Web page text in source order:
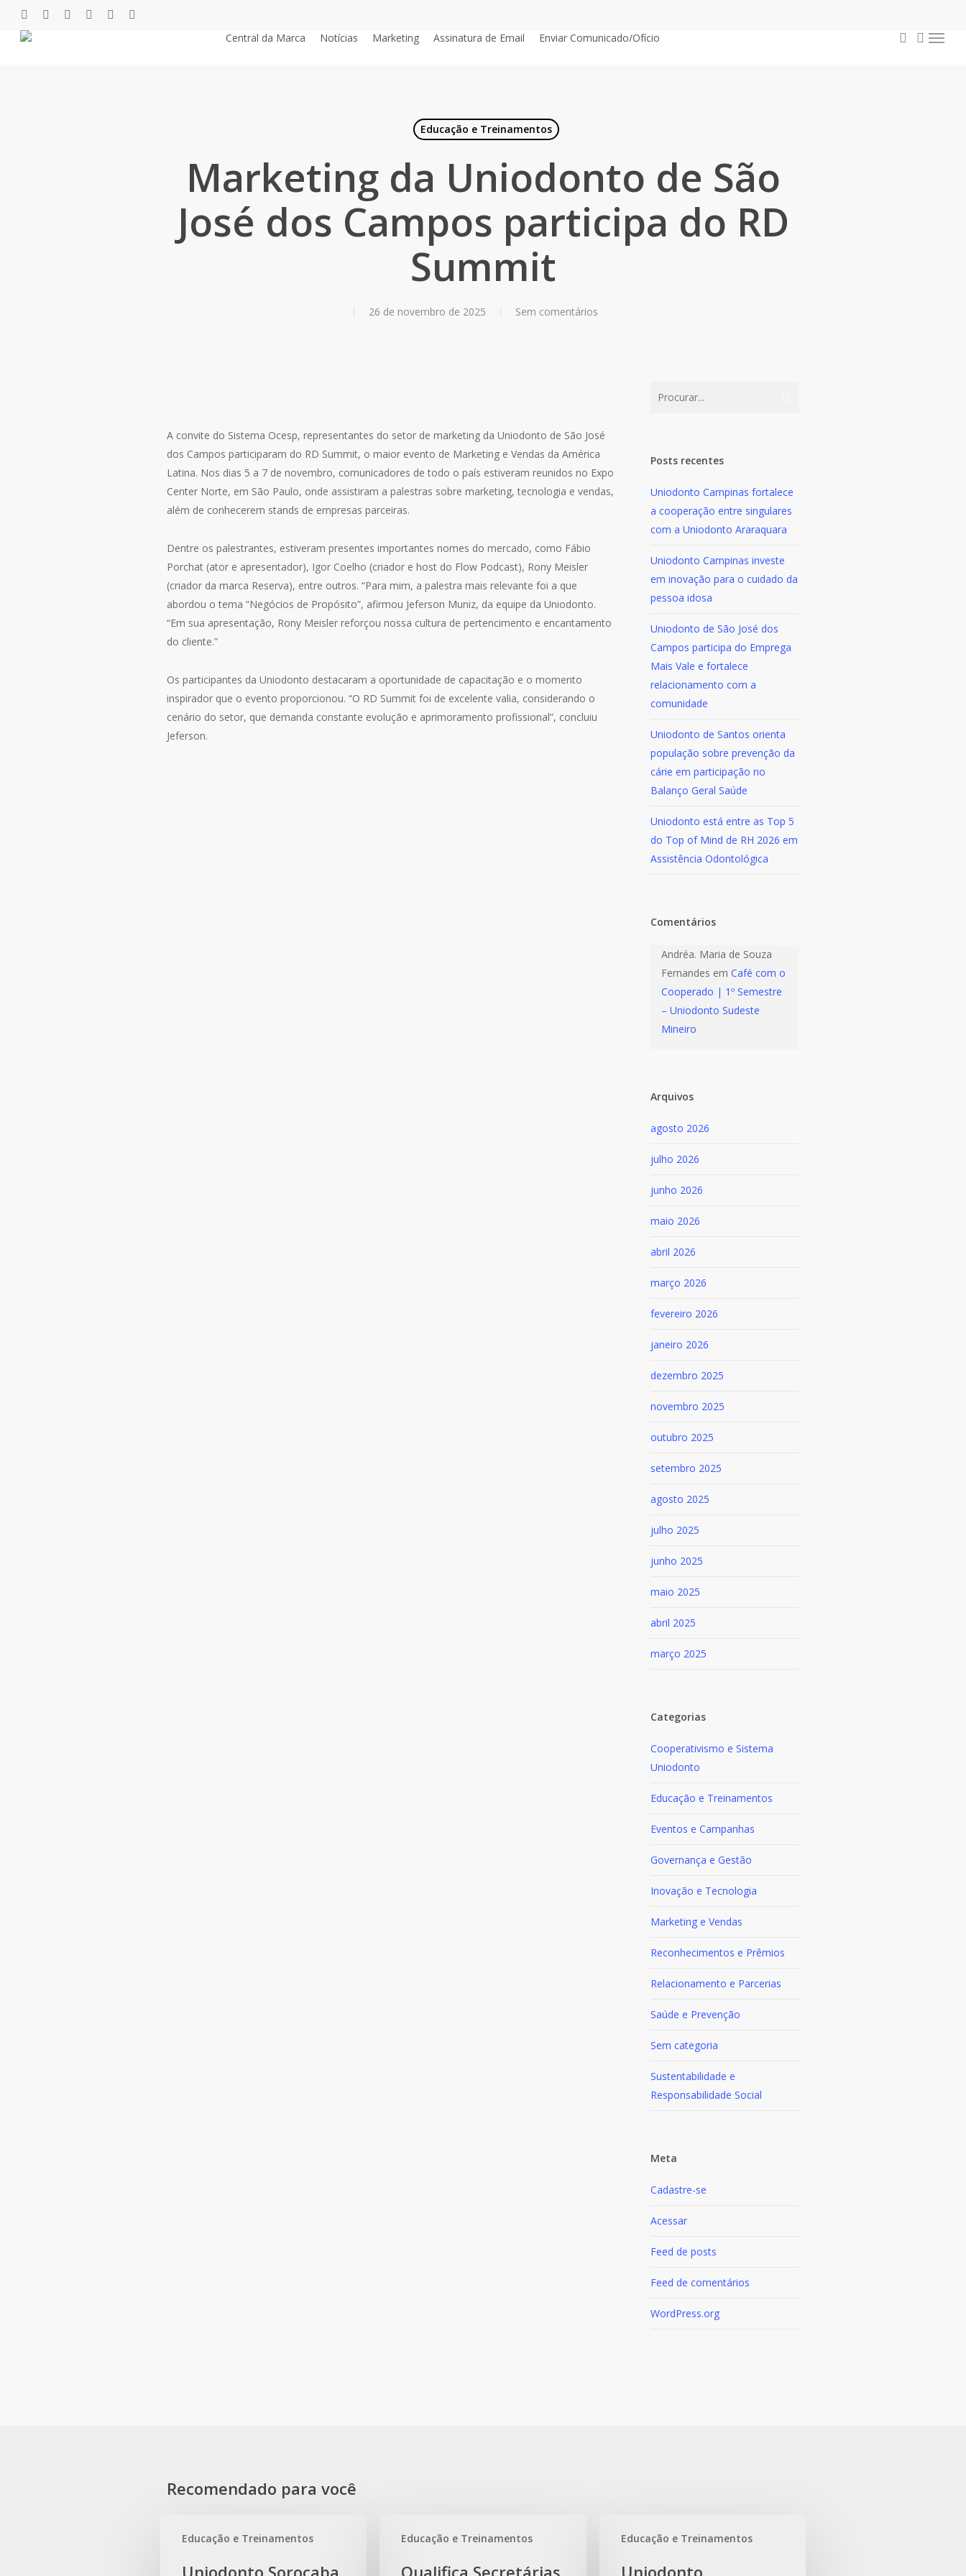
Pular
Central da Marca Notícias Marketing Assinatura de Email Enviar Comunicado/Ofício procurar
conta
Menu
Educação e Treinamentos
Marketing da Uniodonto de São
José dos Campos participa do RD
Summit
26 de novembro de 2025 Sem comentários
A convite do Sistema Ocesp, representantes do setor de marketing da Uniodonto de São José
dos Campos participaram do RD Summit, o maior evento de Marketing e Vendas da América
Latina. Nos dias 5 a 7 de novembro, comunicadores de todo o país estiveram reunidos no Expo
Center Norte, em São Paulo, onde assistiram a palestras sobre marketing, tecnologia e vendas,
além de conhecerem stands de empresas parceiras.
Dentre os palestrantes, estiveram presentes importantes nomes do mercado, como Fábio
Porchat (ator e apresentador), Igor Coelho (criador e host do Flow Podcast), Rony Meisler
(criador da marca Reserva), entre outros. “Para mim, a palestra mais relevante foi a que
abordou o tema “Negócios de Propósito”, afirmou Jeferson Muniz, da equipe da Uniodonto.
“Em sua apresentação, Rony Meisler reforçou nossa cultura de pertencimento e encantamento
do cliente.”
Os participantes da Uniodonto destacaram a oportunidade de capacitação e o momento
inspirador que o evento proporcionou. “O RD Summit foi de excelente valia, considerando o
cenário do setor, que demanda constante evolução e aprimoramento profissional”, concluiu
Jeferson.
Posts recentes
Uniodonto Campinas fortalece
a cooperação entre singulares
com a Uniodonto Araraquara
Uniodonto Campinas investe
em inovação para o cuidado da
pessoa idosa
Uniodonto de São José dos
Campos participa do Emprega
Mais Vale e fortalece
relacionamento com a
comunidade
Uniodonto de Santos orienta
população sobre prevenção da
cárie em participação no
Balanço Geral Saúde
Uniodonto está entre as Top 5
do Top of Mind de RH 2026 em
Assistência Odontológica
Comentários
Andréa. Maria de Souza
Fernandes emCafé com o
Cooperado | 1º Semestre
– Uniodonto Sudeste
Mineiro
Arquivos
agosto 2026
julho 2026
junho 2026
maio 2026
abril 2026
março 2026
fevereiro 2026
janeiro 2026
dezembro 2025
novembro 2025
outubro 2025
setembro 2025
agosto 2025
julho 2025
junho 2025
maio 2025
abril 2025
março 2025
Categorias
Cooperativismo e Sistema
Uniodonto
Educação e Treinamentos
Eventos e Campanhas
Governança e Gestão
Inovação e Tecnologia
Marketing e Vendas
Reconhecimentos e Prêmios
Relacionamento e Parcerias
Saúde e Prevenção
Sem categoria
Sustentabilidade e
Responsabilidade Social
Meta
Cadastre-se
Acessar
Feed de posts
Feed de comentários
WordPress.org
Recomendado para você
Educação e Treinamentos
Educação e Treinamentos
Educação e Treinamentos